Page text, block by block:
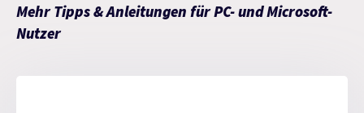
Mehr Tipps & Anleitungen für PC- und Microsoft-
Nutzer